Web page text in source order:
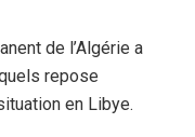
de l’Algérie a
repose
en Libye.